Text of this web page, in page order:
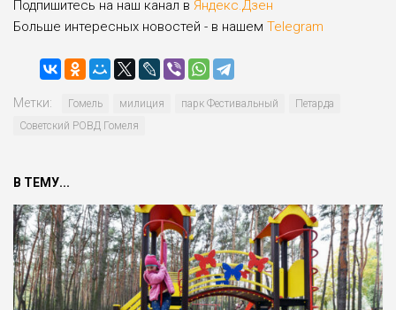
Подпишитесь на наш канал в Яндекс.Дзен
Больше интересных новостей - в нашем Telegram
Метки: Гомель милиция парк Фестивальный
Петарда
Советский РОВД Гомеля
В ТЕМУ...